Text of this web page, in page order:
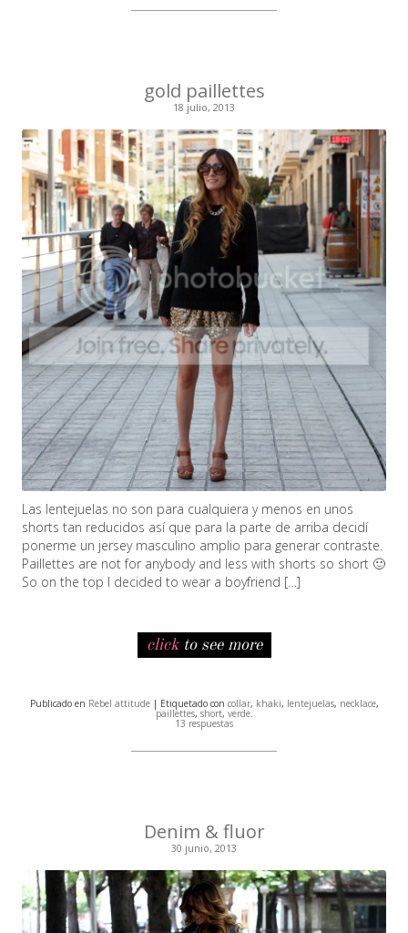
gold paillettes
18 julio, 2013
Las lentejuelas no son para cualquiera y menos en unos
shorts tan reducidos así que para la parte de arriba decidí
ponerme un jersey masculino amplio para generar contraste.
Paillettes are not for anybody and less with shorts so short 🙂
So on the top I decided to wear a boyfriend […]
clickto see more
Publicado en Rebel attitude| Etiquetado con collar, khaki, lentejuelas, necklace,
paillettes, short, verde.
13 respuestas
Denim & fluor
30 junio, 2013